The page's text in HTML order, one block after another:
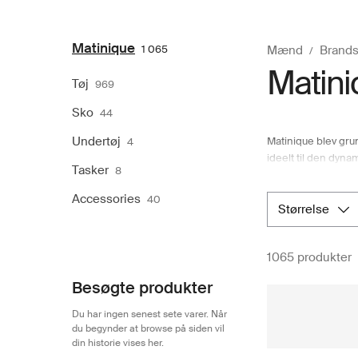
Matinique 1 065
Tøj 969
Sko 44
Undertøj 4
Tasker 8
Accessories 40
Besøgte produkter
Du har ingen senest sete varer. Når
du begynder at browse på siden vil
din historie vises her.
Mænd
Matinique blev
ideelt til den
fastlåste i deres
På Boozt.com
af mærker, der
størrelse
1065 produkter